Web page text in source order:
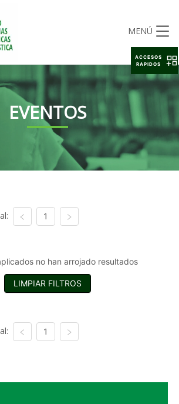
MENÚ
EVENTOS
1
no han arrojado resultados
LIMPIAR FILTROS
1
ACCESOS
RAPIDOS